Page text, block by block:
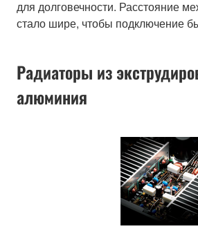
для долговечности. Расстояние
стало шире, чтобы подключение
Радиаторы из
алюминия